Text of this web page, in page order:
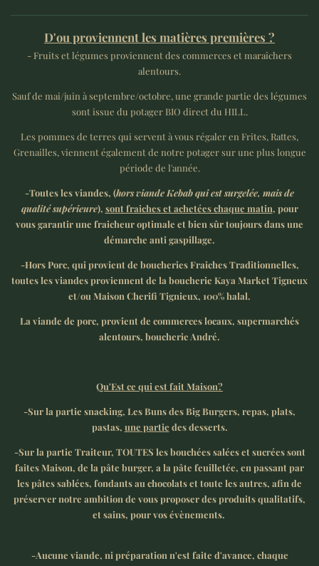
D'ou proviennent les matières premières ?
- Fruits et légumes proviennent des commerces et maraîchers
alentours.
Sauf de mai/juin à septembre/octobre, une grande partie des légumes
sont issue du potager BIO direct du HILL.
Les pommes de terres qui servent à vous régaler en Frites, Rattes,
Grenailles, viennent également de notre potager sur une plus longue
période de l'année.
-Toutes les viandes, (hors viande Kebab qui est surgelée, mais de
qualité supérieure), sont fraiches et achetées chaque matin, pour
vous garantir une fraicheur optimale et bien sûr toujours dans une
démarche anti gaspillage.
-Hors Porc, qui provient de boucheries Fraiches Traditionnelles,
toutes les viandes proviennent de la boucherie Kaya Market Tigneux
et/ou Maison Cherifi Tignieux, 100% halal.
La viande de porc, provient de commerces locaux, supermarchés
alentours, boucherie André.
Qu'Est ce qui est fait Maison?
-Sur la partie snacking, Les Buns des Big Burgers, repas, plats,
pastas, une partie des desserts.
-Sur la partie Traiteur, TOUTES les bouchées salées et sucrées sont
faites Maison, de la pâte burger, a la pâte feuilletée, en passant par
les pâtes sablées, fondants au chocolats et toute les autres, afin de
préserver notre ambition de vous proposer des produits qualitatifs,
et sains, pour vos évènements.
-Aucune viande, ni préparation n'est faite d'avance, chaque